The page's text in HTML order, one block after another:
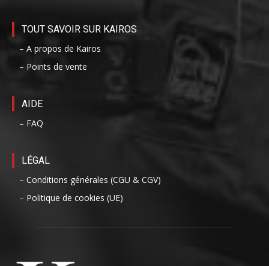
TOUT SAVOIR SUR KAIROS
– A propos de Kairos
– Points de vente
AIDE
– FAQ
LÉGAL
– Conditions générales (CGU & CGV)
– Politique de cookies (UE)